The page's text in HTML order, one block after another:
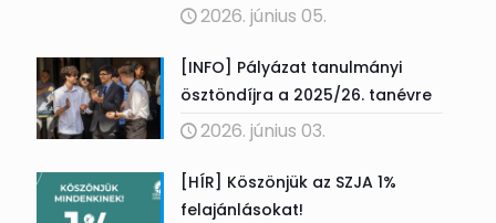
2026. június 05.
[INFO] Pályázat tanulmányi
ösztöndíjra a 2025/26. tanévre
2026. június 03.
[HÍR] Köszönjük az SZJA 1%
felajánlásokat!